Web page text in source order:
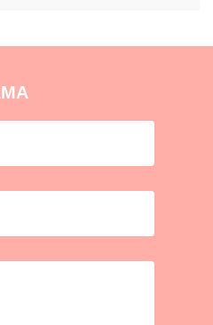
lepila, pa je preporučljivo biti